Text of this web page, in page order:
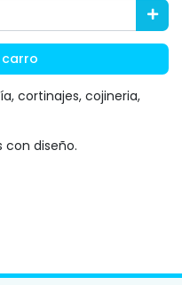
cortinajes, cojineria,
diseño.